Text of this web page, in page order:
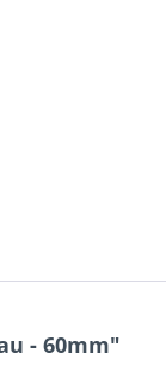
- 60mm"